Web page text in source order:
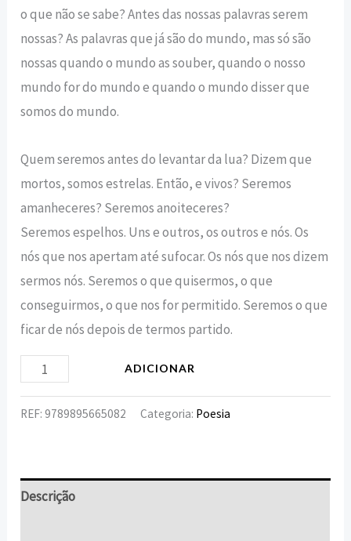
o que não se sabe? Antes das nossas palavras serem
nossas? As palavras que já são do mundo, mas só são
nossas quando o mundo as souber, quando o nosso
mundo for do mundo e quando o mundo disser que
somos do mundo.
Quem seremos antes do levantar da lua? Dizem que
mortos, somos estrelas. Então, e vivos? Seremos
amanheceres? Seremos anoiteceres?
Seremos espelhos. Uns e outros, os outros e nós. Os
nós que nos apertam até sufocar. Os nós que nos dizem
sermos nós. Seremos o que quisermos, o que
conseguirmos, o que nos for permitido. Seremos o que
ficar de nós depois de termos partido.
ADICIONAR
REF:9789895665082 Categoria: Poesia
Descrição